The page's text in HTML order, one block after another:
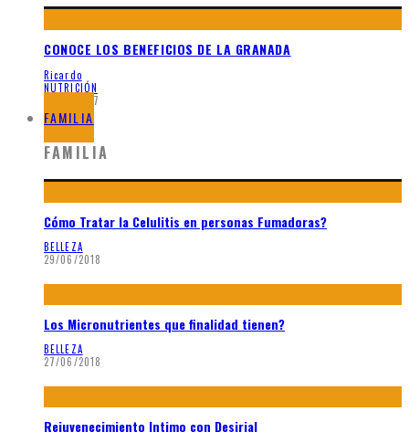
CONOCE LOS BENEFICIOS DE LA GRANADA
Ricardo
NUTRICIÓN
19/03/2017
FAMILIA
FAMILIA
Cómo Tratar la Celulitis en personas Fumadoras?
BELLEZA
29/06/2018
Los Micronutrientes que finalidad tienen?
BELLEZA
27/06/2018
Rejuvenecimiento Intimo con Desirial